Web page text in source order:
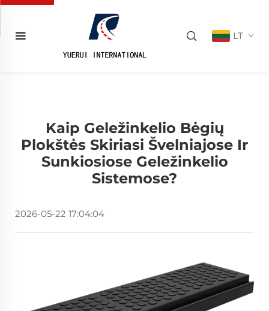
LT
Kaip Geležinkelio Bėgių
Plokštės Skiriasi Švelniajose Ir
Sunkiosiose Geležinkelio
Sistemose?
2026-05-22 17:04:04